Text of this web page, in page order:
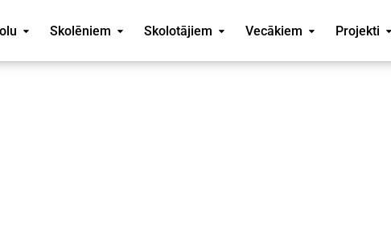
Skolēniem Skolotājiem Vecākiem Projekti